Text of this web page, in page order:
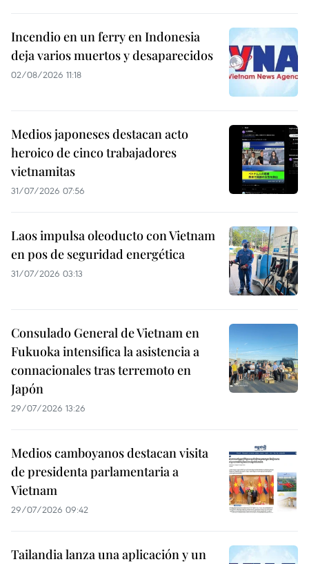
Incendio en un ferry en Indonesia
deja varios muertos y desaparecidos
02/08/2026 11:18
Medios japoneses destacan acto
heroico de cinco trabajadores
vietnamitas
31/07/2026 07:56
Laos impulsa oleoducto con Vietnam
en pos de seguridad energética
31/07/2026 03:13
Consulado General de Vietnam en
Fukuoka intensifica la asistencia a
connacionales tras terremoto en
Japón
29/07/2026 13:26
Medios camboyanos destacan visita
de presidenta parlamentaria a
Vietnam
29/07/2026 09:42
Tailandia lanza una aplicación y un